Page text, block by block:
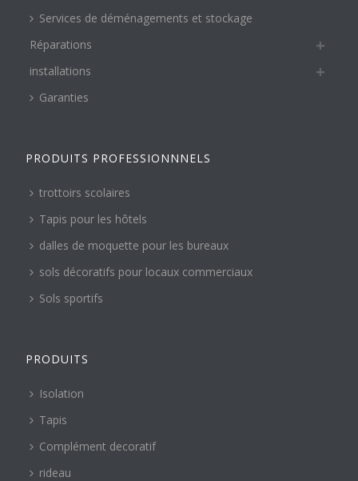
Services de déménagements et stockage
Réparations
installations
Garanties
PRODUITS PROFESSIONNNELS
trottoirs scolaires
Tapis pour les hôtels
dalles de moquette pour les bureaux
sols décoratifs pour locaux commerciaux
Sols sportifs
PRODUITS
Isolation
Tapis
Complément decoratif
rideau